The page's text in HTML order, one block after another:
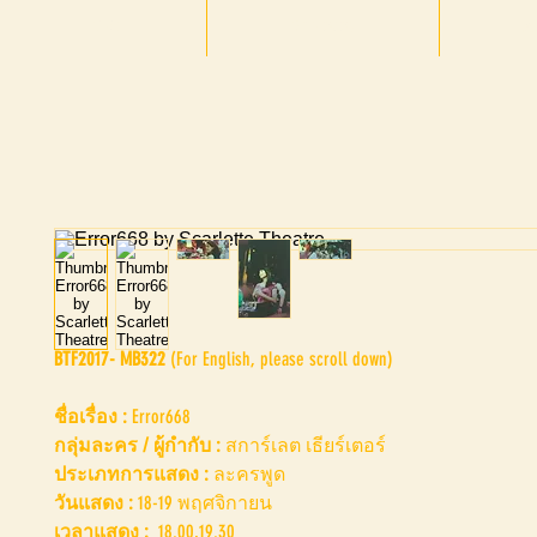
BTF2017- MB322 (For English, please scroll down)
ชื่อเรื่อง : Error668
กลุ่มละคร / ผู้กำกับ : สการ์เลต เธียร์เตอร์
ประเภทการแสดง : ละครพูด
วันแสดง : 18-19 พฤศจิกายน
เวลาแสดง : 18.00,19.30